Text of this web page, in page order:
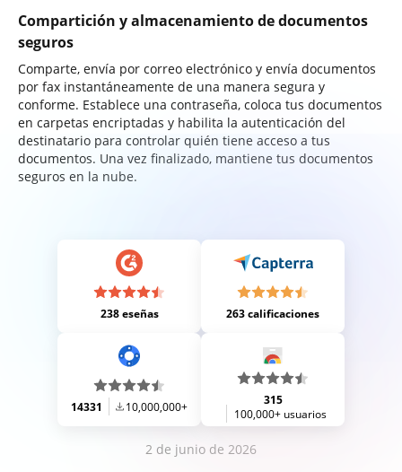
Compartición y almacenamiento de documentos
seguros
Comparte, envía por correo electrónico y envía documentos
por fax instantáneamente de una manera segura y
conforme. Establece una contraseña, coloca tus documentos
en carpetas encriptadas y habilita la autenticación del
destinatario para controlar quién tiene acceso a tus
documentos. Una vez finalizado, mantiene tus documentos
seguros en la nube.
238 eseñas 263 calificaciones
14331 10,000,000+
315
100,000+ usuarios
2 de junio de 2026